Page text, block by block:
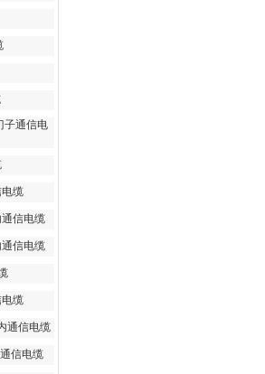
子通信电
缆
信电缆
信电缆
缆
通信电缆
信电缆